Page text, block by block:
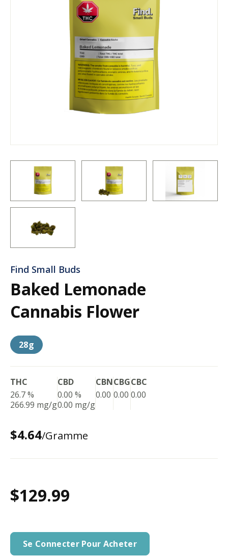
Find Small Buds
Baked Lemonade
Cannabis Flower
28g
THC
26.7 %
266.99 mg/g
CBD
0.00 %
0.00 mg/g
CBN
0.00
CBG
0.00
CBC
0.00
$4.64/Gramme
$129.99
Se Connecter Pour Acheter